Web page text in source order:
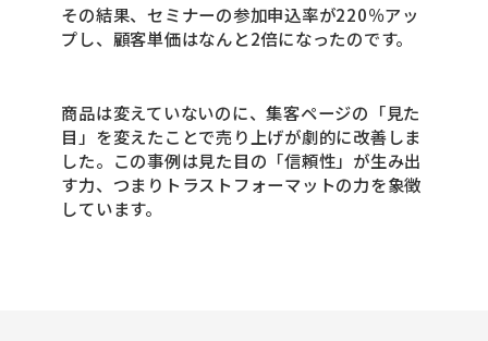
その結果、セミナーの参加申込率が220％アッ
プし、顧客単価はなんと2倍になったのです。
商品は変えていないのに、集客ページの「見た
目」を変えたことで売り上げが劇的に改善しま
した。この事例は見た目の「信頼性」が生み出
す力、つまりトラストフォーマットの力を象徴
しています。